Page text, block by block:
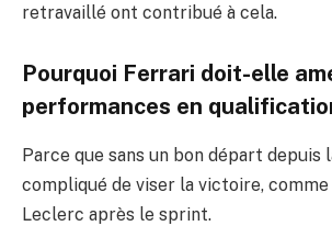
retravaillé ont contribué à cela.
Pourquoi Ferrari doit-elle
performances en
Parce que sans un bon départ depuis
compliqué de viser la victoire,
Leclerc après le sprint.